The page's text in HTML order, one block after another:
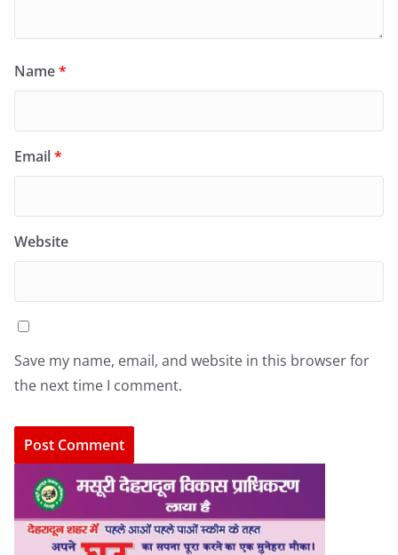
Name*
Email*
Website
Save my name, email, and website in this browser for
the next time I comment.